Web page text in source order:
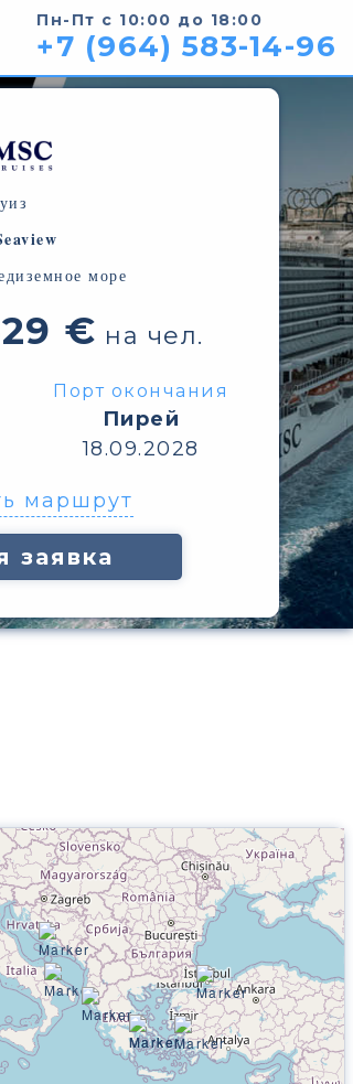
Пн-Пт с 10:00 до 18:00
+7 (964) 583-14-96
море
€ на чел.
Порт окончания
Пирей
18.09.2028
маршрут
заявка